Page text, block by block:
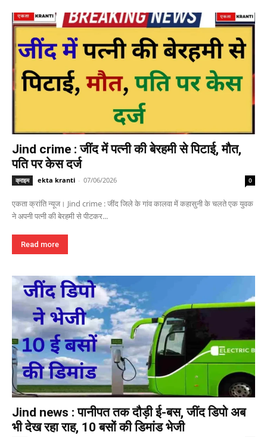
Jind crime : जींद में पत्नी की बेरहमी से पिटाई, मौत,
पति पर केस दर्ज
क्राइम ekta kranti - 07/06/2026 0
एकता क्रांति न्यूज। Jind crime : जींद जिले के गांव कालवा में कहासुनी के चलते एक युवक
ने अपनी पत्नी की बेरहमी से पीटकर...
Read more
Jind news : पानीपत तक दौड़ी ई-बस, जींद डिपो अब
भी देख रहा राह, 10 बसों की डिमांड भेजी